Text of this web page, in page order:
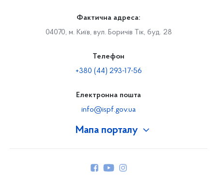
Мапа порталу
Фактична адреса:
04070, м. Київ, вул. Боричів Тік, буд. 28
Телефон
+380 (44) 293-17-56
Електронна пошта
info@ispf.gov.ua